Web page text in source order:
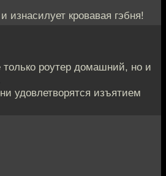
изнасилует кровавая гэбня!
только роутер домашний, но и
удовлетворятся изъятием